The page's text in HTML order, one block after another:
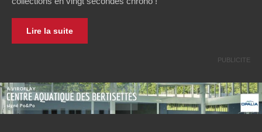
Lire la suite
PUBLICITE